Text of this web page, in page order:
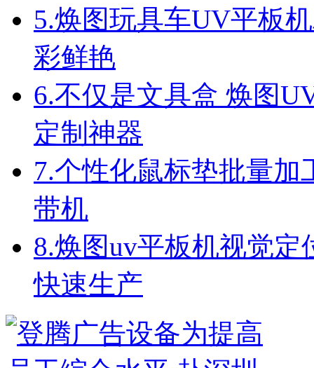
5.焕图玩具车UV平板
彩鲜艳
6.不仅是文具盒 焕图
定制神器
7.个性化鼠标垫批量加
带机
8.焕图uv平板机视觉定
快速生产